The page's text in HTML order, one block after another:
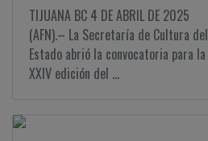
TIJUANA BC 4 DE ABRIL DE 2025
(AFN).– La Secretaría de Cultura del
Estado abrió la convocatoria para la
XXIV edición del ...